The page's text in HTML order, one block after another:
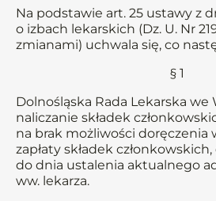
Na podstawie art. 25 ustawy z
o izbach lekarskich (Dz. U. Nr
zmianami) uchwala się, co
§ 1
Dolnośląska Rada Lekarska we
naliczanie składek
na brak możliwości doręczenia
zapłaty składek członkowskich,
do dnia ustalenia aktualnego
ww. lekarza.